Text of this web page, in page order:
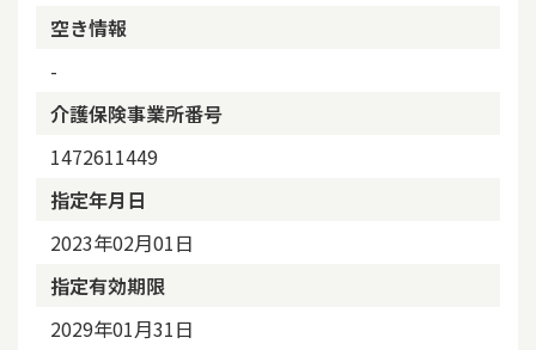
空き情報
-
介護保険事業所番号
1472611449
指定年月日
2023年02月01日
指定有効期限
2029年01月31日